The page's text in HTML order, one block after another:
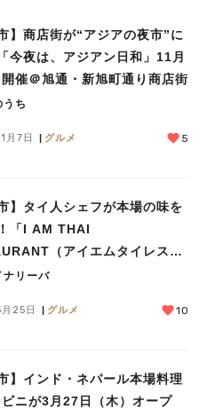
】商店街が“アジアの夜市”に
今夜は、アジアン日和」11月
催＠旭通・新旭町通り商店街
うち
月7日 グルメ 5
】タイ人シェフが本場の味を
「I AM THAI
（アイエムタイレスト
のパッドタイで初夏を先取り
ナリーバ
25日 グルメ 10
】インド・ネパール本場料理
ニが3月27日（木）オープ